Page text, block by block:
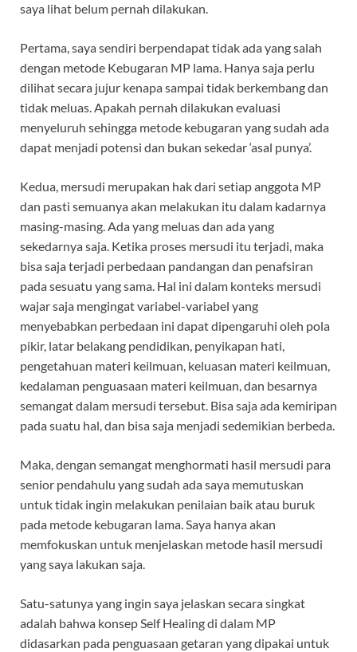
saya lihat belum pernah dilakukan.
Pertama, saya sendiri berpendapat tidak ada yang salah
dengan metode Kebugaran MP lama. Hanya saja perlu
dilihat secara jujur kenapa sampai tidak berkembang dan
tidak meluas. Apakah pernah dilakukan evaluasi
menyeluruh sehingga metode kebugaran yang sudah ada
dapat menjadi potensi dan bukan sekedar ‘asal punya’.
Kedua, mersudi merupakan hak dari setiap anggota MP
dan pasti semuanya akan melakukan itu dalam kadarnya
masing-masing. Ada yang meluas dan ada yang
sekedarnya saja. Ketika proses mersudi itu terjadi, maka
bisa saja terjadi perbedaan pandangan dan penafsiran
pada sesuatu yang sama. Hal ini dalam konteks mersudi
wajar saja mengingat variabel-variabel yang
menyebabkan perbedaan ini dapat dipengaruhi oleh pola
pikir, latar belakang pendidikan, penyikapan hati,
pengetahuan materi keilmuan, keluasan materi keilmuan,
kedalaman penguasaan materi keilmuan, dan besarnya
semangat dalam mersudi tersebut. Bisa saja ada kemiripan
pada suatu hal, dan bisa saja menjadi sedemikian berbeda.
Maka, dengan semangat menghormati hasil mersudi para
senior pendahulu yang sudah ada saya memutuskan
untuk tidak ingin melakukan penilaian baik atau buruk
pada metode kebugaran lama. Saya hanya akan
memfokuskan untuk menjelaskan metode hasil mersudi
yang saya lakukan saja.
Satu-satunya yang ingin saya jelaskan secara singkat
adalah bahwa konsep Self Healing di dalam MP
didasarkan pada penguasaan getaran yang dipakai untuk